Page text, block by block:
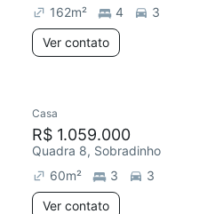
162m² 4
3
Ver contato
Casa
R$ 1.059.000
Quadra 8, Sobradinho
60m² 3
3
Ver contato